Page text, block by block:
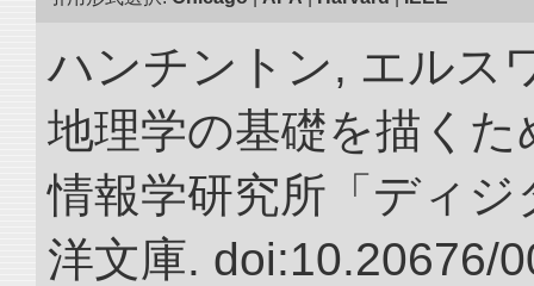
ハンチントン, エルス
地理学の基礎を描くた
情報学研究所「ディ
洋文庫. doi:10.20676/